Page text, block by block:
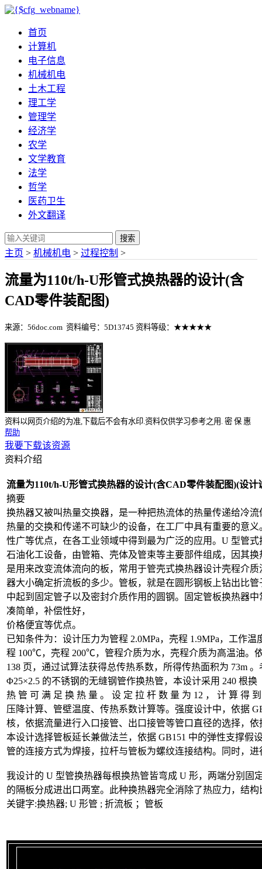
首页
计算机
电子信息
机械机电
土木工程
理工学
管理学
经济学
农学
文学教育
法学
哲学
医药卫生
外文翻译
搜索
主页 > 机械机电 > 过程控制 >
流量为110t/h-U形管式换热器的设计(含
CAD零件装配图)
来源：56doc.com 资料编号：5D13745 资料等级：★★★★★
资料以网页介绍的为准,下载后不会有水印.资料仅供学习参考之用. 密 保 惠
帮助
我要下载该资源
资料介绍
流量为110t/h-U形管式换热器的设计(含CAD零件装配图)(设计
摘要
换热器又被叫热量交换器，是一种把热流体的热量传递给冷
热量的交换和传递不可缺少的设备，在工厂中具有重要的意
性广等优点，在各工业领域中得到最为广泛的应用。U 型管
石油化工设备，由管箱、壳体及管束等主要部件组成，因其
是用来改变流体流向的板，常用于管壳式换热器设计壳程介
器大小确定折流板的多少。管板，就是在圆形钢板上钻出比
中起到固定管子以及密封介质作用的圆钢。固定管板换热器
凑简单，补偿性好，
价格便宜等优点。
已知条件为：设计压力为管程 2.0MPa，壳程 1.9MPa，工作
程 100℃，壳程 200℃，管程介质为水，壳程介质为高温油。
138 页，通过试算法获得总传热系数，所得传热面积为 73m
Φ25×2.5 的不锈钢的无缝钢管作换热管，本设计采用 240 根换
热 管 可 满 足 换 热 量 。 设 定 拉 杆 数 量 为 12 ， 计 算 得
压降计算、管壁温度、传热系数计算等。强度设计中，依据
核，依据流量进行入口接管、出口接管等管口直径的选择，
本设计选择管板延长兼做法兰，依据 GB151 中的弹性支撑假
管的连接方式为焊接，拉杆与管板为螺纹连接结构。同时，
我设计的 U 型管换热器每根换热管皆弯成 U 形，两端分别固
的隔板分成进出口两室。此种换热器完全消除了热应力，结
关键字:换热器; U 形管 ; 折流板 ；管板